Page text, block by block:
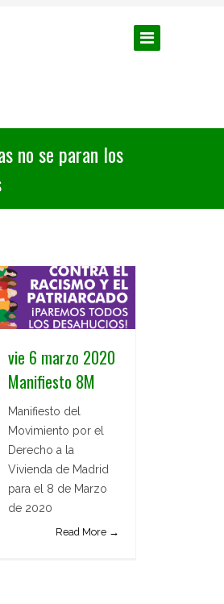
no se paran los
vie 6 marzo 2020
Manifiesto 8M
Manifiesto del
Movimiento por el
Derecho a la
Vivienda de Madrid
para el 8 de Marzo
de 2020
Read More →